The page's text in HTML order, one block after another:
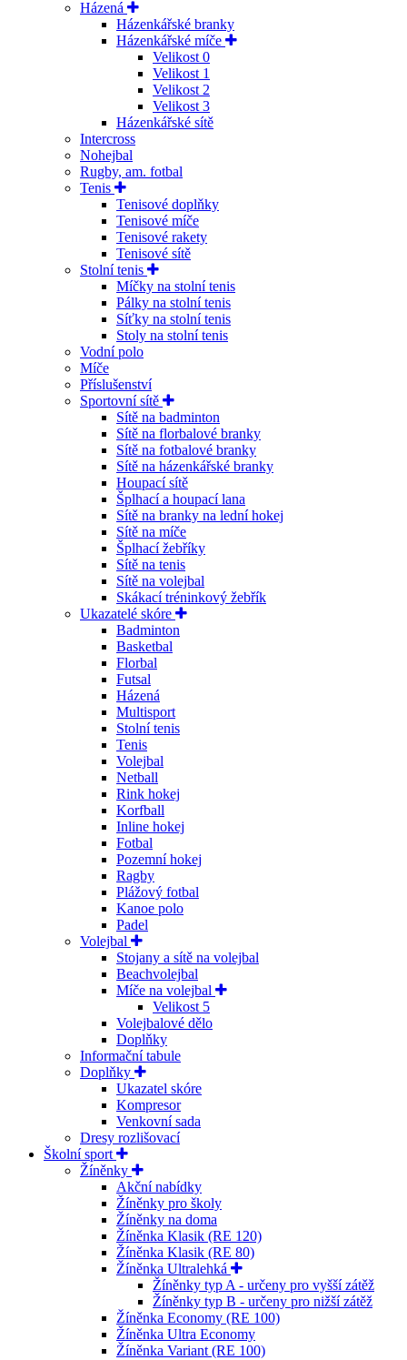
Házená
Házenkářské branky
Házenkářské míče
Velikost 0
Velikost 1
Velikost 2
Velikost 3
Házenkářské sítě
Intercross
Nohejbal
Rugby, am. fotbal
Tenis
Tenisové doplňky
Tenisové míče
Tenisové rakety
Tenisové sítě
Stolní tenis
Míčky na stolní tenis
Pálky na stolní tenis
Síťky na stolní tenis
Stoly na stolní tenis
Vodní polo
Míče
Příslušenství
Sportovní sítě
Sítě na badminton
Sítě na florbalové branky
Sítě na fotbalové branky
Sítě na házenkářské branky
Houpací sítě
Šplhací a houpací lana
Sítě na branky na lední hokej
Sítě na míče
Šplhací žebříky
Sítě na tenis
Sítě na volejbal
Skákací tréninkový žebřík
Ukazatelé skóre
Badminton
Basketbal
Florbal
Futsal
Házená
Multisport
Stolní tenis
Tenis
Volejbal
Netball
Rink hokej
Korfball
Inline hokej
Fotbal
Pozemní hokej
Ragby
Plážový fotbal
Kanoe polo
Padel
Volejbal
Stojany a sítě na volejbal
Beachvolejbal
Míče na volejbal
Velikost 5
Volejbalové dělo
Doplňky
Informační tabule
Doplňky
Ukazatel skóre
Kompresor
Venkovní sada
Dresy rozlišovací
Školní sport
Žíněnky
Akční nabídky
Žíněnky pro školy
Žíněnky na doma
Žíněnka Klasik (RE 120)
Žíněnka Klasik (RE 80)
Žíněnka Ultralehká
Žíněnky typ A - určeny pro vyšší zátěž
Žíněnky typ B - určeny pro nižší zátěž
Žíněnka Economy (RE 100)
Žíněnka Ultra Economy
Žíněnka Variant (RE 100)